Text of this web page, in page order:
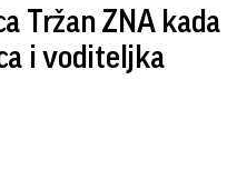
Tržan ZNA kada
i voditeljka